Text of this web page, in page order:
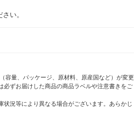
い。
容量、パッケージ、原材料、原産国など）が変更
ずお届けした商品の商品ラベルや注意書きをご
況等により異なる場合がございます。あらかじ